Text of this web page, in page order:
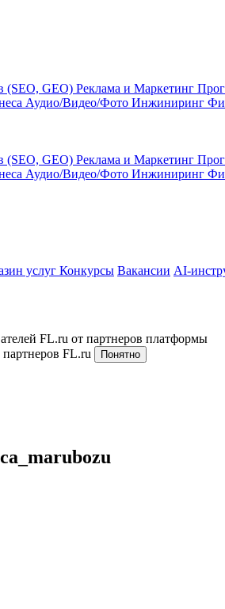
(SEO, GEO) Реклама и Маркетинг
Аудио/Видео/Фото Инжиниринг
(SEO, GEO) Реклама и Маркетинг
Аудио/Видео/Фото Инжиниринг
услуг Конкурсы Вакансии AI-
FL.ru от партнеров платформы
FL.ru
Понятно